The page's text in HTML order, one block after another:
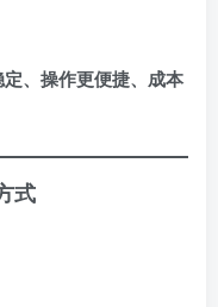
、操作更便捷、成本
式